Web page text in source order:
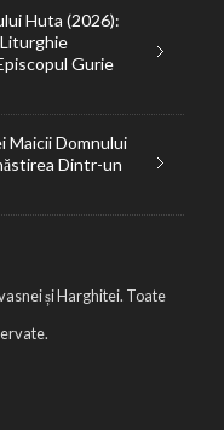
Huta (2026):
Gurie
Maicii Domnului
Dintr-un
și Harghitei. Toate